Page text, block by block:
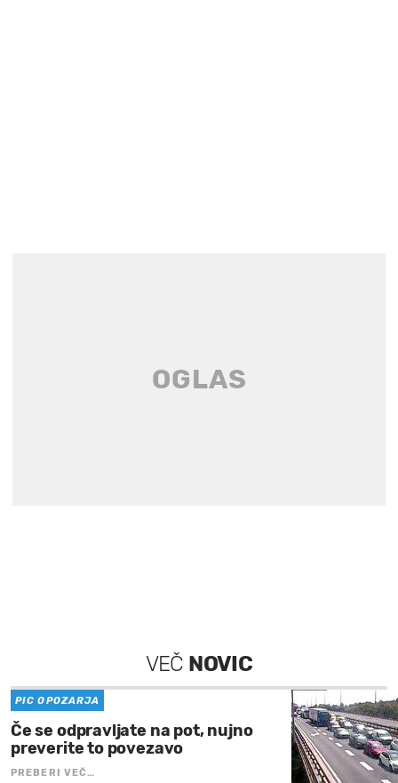
VEČ NOVIC
PIC OPOZARJA
Če se odpravljate na pot, nujno
preverite to povezavo
PREBERI VEČ…